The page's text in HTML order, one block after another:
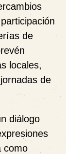
de
locales,
de
diálogo
como